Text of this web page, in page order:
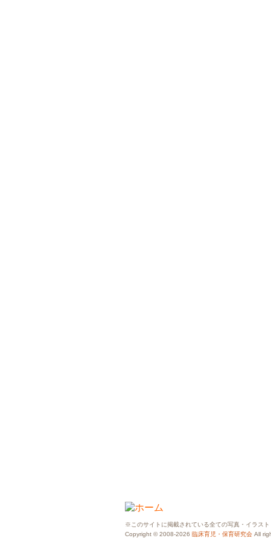
※このサイトに掲載されている全ての写真・イラスト
Copyright © 2008-2026 臨床育児・保育研究会 All